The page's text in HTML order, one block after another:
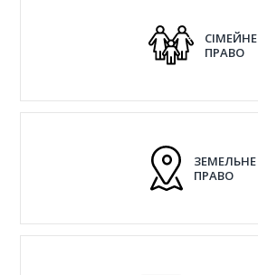
СІМЕЙНЕ
ПРАВО
ЗЕМЕЛЬНЕ
ПРАВО